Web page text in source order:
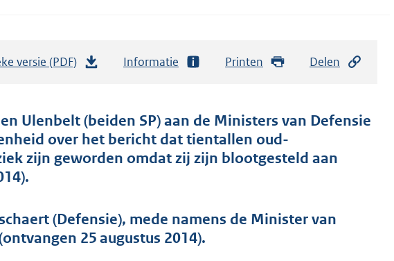
versie (PDF)
t
a
n
g
Informatie Printen Delen
Ulenbelt (beiden SP) aan de Ministers van Defensie
over het bericht dat tientallen oud-
zijn geworden omdat zij zijn blootgesteld aan
(Defensie), mede namens de Minister van
25 augustus 2014).